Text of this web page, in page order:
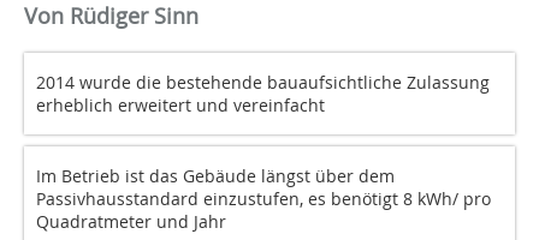
Von Rüdiger Sinn
2014 wurde die bestehende bauaufsichtliche Zulassung
erheblich erweitert und vereinfacht
Im Betrieb ist das Gebäude längst über dem
Passivhausstandard einzustufen, es benötigt 8 kWh/ pro
Quadratmeter und Jahr